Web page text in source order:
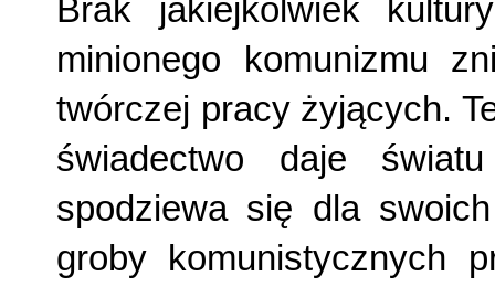
Brak jakiejkolwiek
minionego komu­nizmu
twórczej pracy żyjących.
świadectwo daje
spodziewa się dla
groby komuni­stycznych